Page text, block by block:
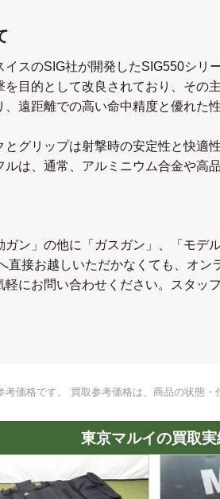
スのSIG社が開発したSIG550シリ
目的として改良されており、その
遠距離での高い命中精度と優れた
グリップは射撃時の安定性と快
は、通常、アルミニウム合金や高
ガン」の他に「ガスガン」、「モ
直接お越しいただかなくても、オ
にお問い合わせください。スタッ
価格です。 買取参考価格は、商品の状態・
東京マルイの買取実